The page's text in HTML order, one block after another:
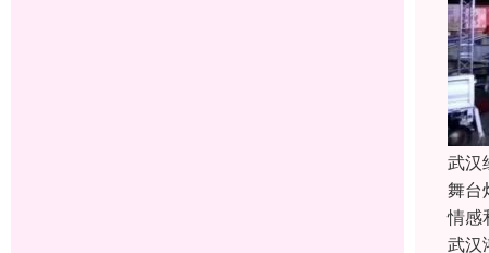
武汉
舞台
情感
武汉